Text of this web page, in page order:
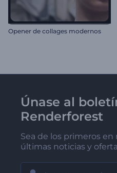
Opener de collages modernos
Únase al
Renderforest
Sea de los primeros
últimas noticias y